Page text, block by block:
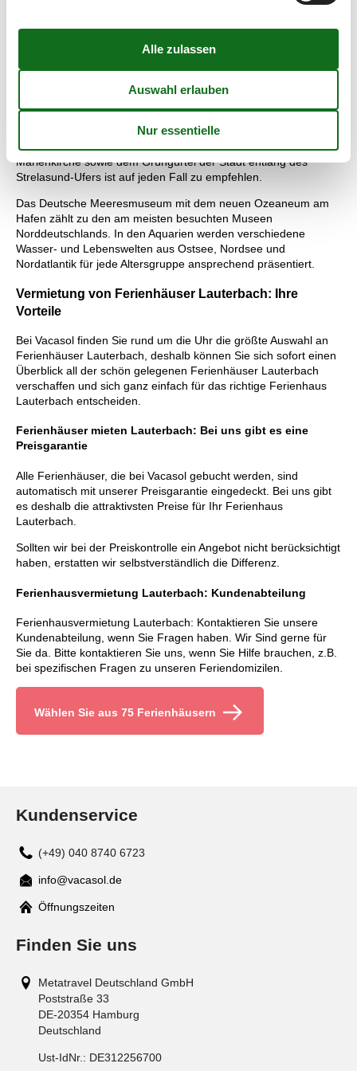
naturbelassen Flora und Fauna. Das Nationalparkzentrum am
Königsstuhl bietet ausführliche Informationen über den
Die Hansestadt Stralsund ist ein weiteres beliebtes Ausflugsziel
zusammen mit der Altstadt Wismars zum UNESCO-
Weltkulturerbe. Ein Bummel durch Altstadt mit den sanierten
Bürgerhäusern, der Nikolaikirche, dem Stralsunder Rathaus, der
Marienkirche sowie dem Grüngürtel der Stadt entlang des
Strelasund-Ufers ist auf jeden Fall zu empfehlen.
Das Deutsche Meeresmuseum mit dem neuen Ozeaneum am
Hafen zählt zu den am meisten besuchten Museen
Norddeutschlands. In den Aquarien werden verschiedene
Wasser- und Lebenswelten aus Ostsee, Nordsee und
Nordatlantik für jede Altersgruppe ansprechend präsentiert.
Vermietung von Ferienhäuser Lauterbach: Ihre
Vorteile
Bei Vacasol finden Sie rund um die Uhr die größte Auswahl an
Ferienhäuser Lauterbach, deshalb können Sie sich sofort einen
Überblick all der schön gelegenen Ferienhäuser Lauterbach
verschaffen und sich ganz einfach für das richtige Ferienhaus
Lauterbach entscheiden.
Ferienhäuser mieten Lauterbach: Bei uns gibt es eine
Preisgarantie
Alle Ferienhäuser, die bei Vacasol gebucht werden, sind
automatisch mit unserer Preisgarantie eingedeckt. Bei uns gibt
es deshalb die attraktivsten Preise für Ihr Ferienhaus
Lauterbach.
Sollten wir bei der Preiskontrolle ein Angebot nicht berücksichtigt
haben, erstatten wir selbstverständlich die Differenz.
Ferienhausvermietung Lauterbach: Kundenabteilung
Ferienhausvermietung Lauterbach: Kontaktieren Sie unsere
Kundenabteilung, wenn Sie Fragen haben. Wir Sind gerne für
Sie da. Bitte kontaktieren Sie uns, wenn Sie Hilfe brauchen, z.B.
bei spezifischen Fragen zu unseren Feriendomizilen.
Wählen Sie aus 75 Ferienhäusern
Kundenservice
(+49) 040 8740 6723
Mail
info@vacasol.de
Öffnungszeiten
Finden Sie uns
Metatravel Deutschland GmbH
Poststraße 33
DE-20354 Hamburg
Deutschland
Ust-IdNr.: DE312256700